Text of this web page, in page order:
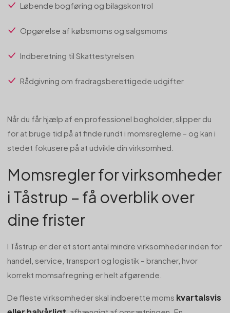
Løbende bogføring og bilagskontrol
Opgørelse af købsmoms og salgsmoms
Indberetning til Skattestyrelsen
Rådgivning om fradragsberettigede udgifter
Når du får hjælp af en professionel bogholder, slipper du
for at bruge tid på at finde rundt i momsreglerne – og kan i
stedet fokusere på at udvikle din virksomhed.
Momsregler for virksomheder
i Tåstrup – få overblik over
dine frister
I Tåstrup er der et stort antal mindre virksomheder inden for
handel, service, transport og logistik – brancher, hvor
korrekt momsafregning er helt afgørende.
De fleste virksomheder skal indberette moms kvartalsvis